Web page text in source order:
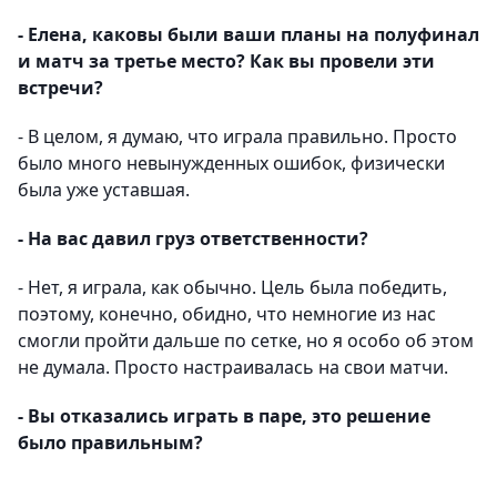
- Елена, каковы были ваши планы на полуфинал
и матч за третье место? Как вы провели эти
встречи?
- В целом, я думаю, что играла правильно. Просто
было много невынужденных ошибок, физически
была уже уставшая.
- На вас давил груз ответственности?
- Нет, я играла, как обычно. Цель была победить,
поэтому, конечно, обидно, что немногие из нас
смогли пройти дальше по сетке, но я особо об этом
не думала. Просто настраивалась на свои матчи.
- Вы отказались играть в паре, это решение
было правильным?